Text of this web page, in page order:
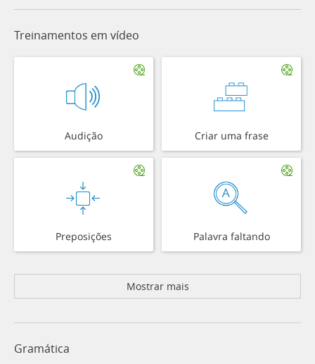
Treinamentos em vídeo
Audição Criar uma frase
Preposições Palavra faltando
Mostrar mais
Gramática